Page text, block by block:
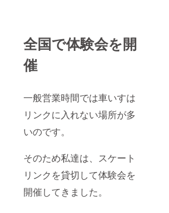
全国で体験会を開
催
一般営業時間では車いすは
リンクに入れない場所が多
いのです。
そのため私達は、スケート
リンクを貸切して体験会を
開催してきました。